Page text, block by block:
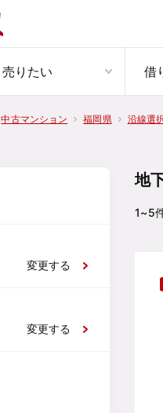
売りたい 借
中古マンション 福岡県 沿線選
変更する
変更する
地
1~5